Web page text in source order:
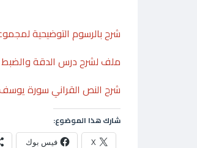
شرح بالرسوم التوضيحية
ملف لشرح درس الدقة والضبط
شرح النص القراني سورة
شارك هذا الموضوع:
X فيس بوك